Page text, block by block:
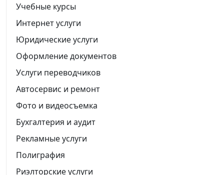
Учебные курсы
Интернет услуги
Юридические услуги
Оформление документов
Услуги переводчиков
Автосервис и ремонт
Фото и видеосъемка
Бухгалтерия и аудит
Рекламные услуги
Полиграфия
Риэлторские услуги